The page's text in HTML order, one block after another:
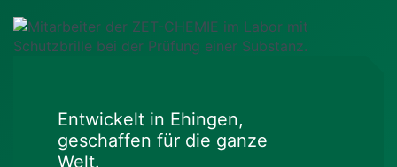
Entwickelt in Ehingen,
geschaffen für die ganze
Welt.